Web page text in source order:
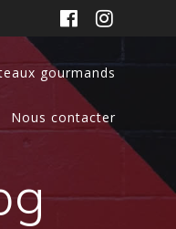
gourmands
Nous contacter